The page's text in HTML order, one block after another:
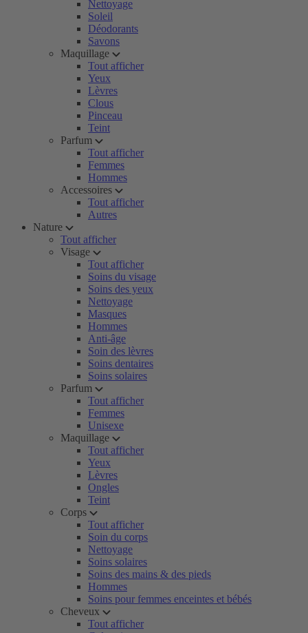
Nettoyage
Soleil
Déodorants
Savons
Maquillage
Tout afficher
Yeux
Lèvres
Clous
Pinceau
Teint
Parfum
Tout afficher
Femmes
Hommes
Accessoires
Tout afficher
Autres
Nature
Tout afficher
Visage
Tout afficher
Soins du visage
Soins des yeux
Nettoyage
Masques
Hommes
Anti-âge
Soin des lèvres
Soins dentaires
Soins solaires
Parfum
Tout afficher
Femmes
Unisexe
Maquillage
Tout afficher
Yeux
Lèvres
Ongles
Teint
Corps
Tout afficher
Soin du corps
Nettoyage
Soins solaires
Soins des mains & des pieds
Hommes
Soins pour femmes enceintes et bébés
Cheveux
Tout afficher